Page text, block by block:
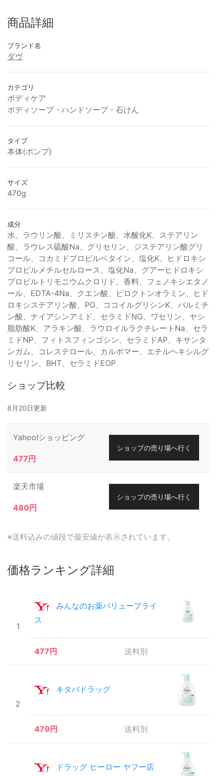
商品詳細
ブランド名
ダヴ
カテゴリ
ボディケア
ボディソープ・ハンドソープ・石けん
タイプ
本体(ポンプ)
サイズ
470g
成分
水、ラウリン酸、ミリスチン酸、水酸化K、ステアリン
酸、ラウレス硫酸Na、グリセリン、ジステアリン酸グリ
コール、コカミドプロピルベタイン、塩化K、ヒドロキシ
プロピルメチルセルロース、塩化Na、グアーヒドロキシ
プロピルトリモニウムクロリド、香料、フェノキシエタノ
ール、EDTA-4Na、クエン酸、ピロクトンオラミン、ヒド
ロキシステアリン酸、PG、ココイルグリシンK、パルミチ
ン酸、ナイアシンアミド、セラミドNG、ワセリン、ヤシ
脂肪酸K、アラキン酸、ラウロイルラクチレートNa、セラ
ミドNP、フィトスフィンゴシン、セラミドAP、キサンタ
ンガム、コレステロール、カルボマー、エチルヘキシルグ
リセリン、BHT、セラミドEOP
ショップ比較
8月20日更新
Yahoo!ショッピング
477円
ショップの売り場へ行く
楽天市場
480円
ショップの売り場へ行く
※送料込みの値段で最安値が表示されています。
価格ランキング詳細
1
みんなのお薬バリュープライ
ス
477円 送料別
2
キタバドラッグ
479円 送料別
ドラッグ ヒーロー ヤフー店